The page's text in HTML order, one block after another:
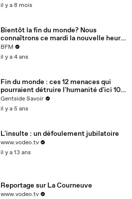
il y a 8 mois
Bientôt la fin du monde? Nous
connaîtrons ce mardi la nouvelle heure
de l'horloge de l'apocalypse
BFM
il y a 4 ans
Fin du monde : ces 12 menaces qui
pourraient détruire l'humanité d'ici 100
ans
Gentside Savoir
il y a 5 ans
L'insulte : un défoulement jubilatoire
www.vodeo.tv
il y a 13 ans
Reportage sur La Courneuve
www.vodeo.tv